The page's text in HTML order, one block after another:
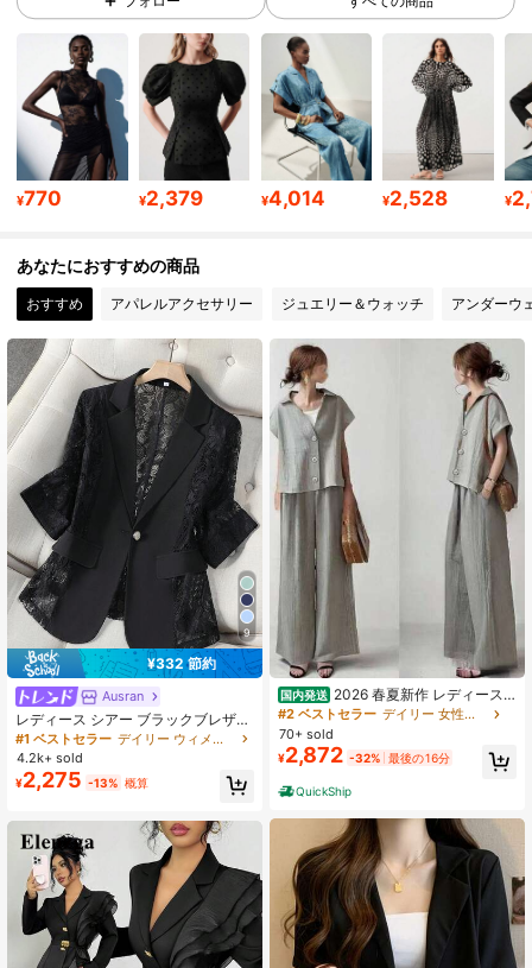
4.86 775K フォロワー
4.86 775K フォロワー
4.86 775K フォロワー
4.86 775K フォロワー
775K フォロワー
4.86 775K フォロワー
4.86 775K フォロワー
¥770 ¥2,379 ¥4,014 ¥2,528 ¥
あなたにおすすめの商品
おすすめ アパレルアクセサリー ジュエリー＆ウォッチ アンダーウ
9
¥332 節約
Ausran
レディース シアー ブラックブレザー
ジャケット 軽量 夏用 カジュアル オ
フィス トップス ショート丈 プチサ
イズ 3/4袖 スーツ 春 オフィスサイレ
ン
#1 ベストセラー
デイリー ウィメンズライトウェイトブレイザーズ
4.2k+ sold
¥2,275 -13% 概算
国内発送 2026 春夏新作 レディース
セットアップ カジュアル 上品 おし
ゃれ 襟付き ボタン カーディガン ワ
イドレッグパンツ 2 点セット 通勤 ス
リム見え
#2 ベストセラー
デイリー 女性用スーツセット
70+ sold
¥2,872 -32% 最後の16分
QuickShip